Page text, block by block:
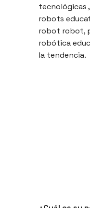
tecnológicas
robots
robot robot,
robótica
la tendencia.